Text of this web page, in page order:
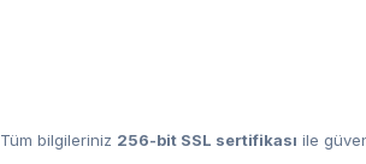
Tüm bilgileriniz 256-bit SSL sertifikası ile